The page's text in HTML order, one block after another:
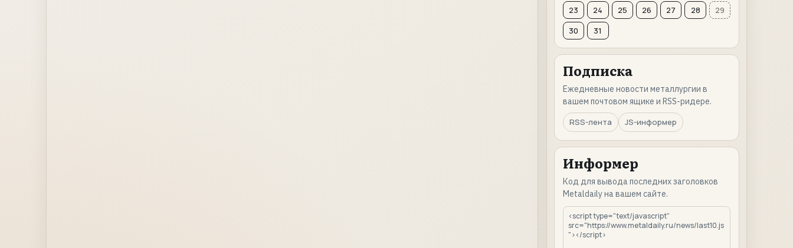
23
24 25 26 27 28
29
30
31
Подписка
Ежедневные новости металлургии в
вашем почтовом ящике и RSS-ридере.
RSS-лента
JS-информер
Информер
Код для вывода последних заголовков
Metaldaily на вашем сайте.